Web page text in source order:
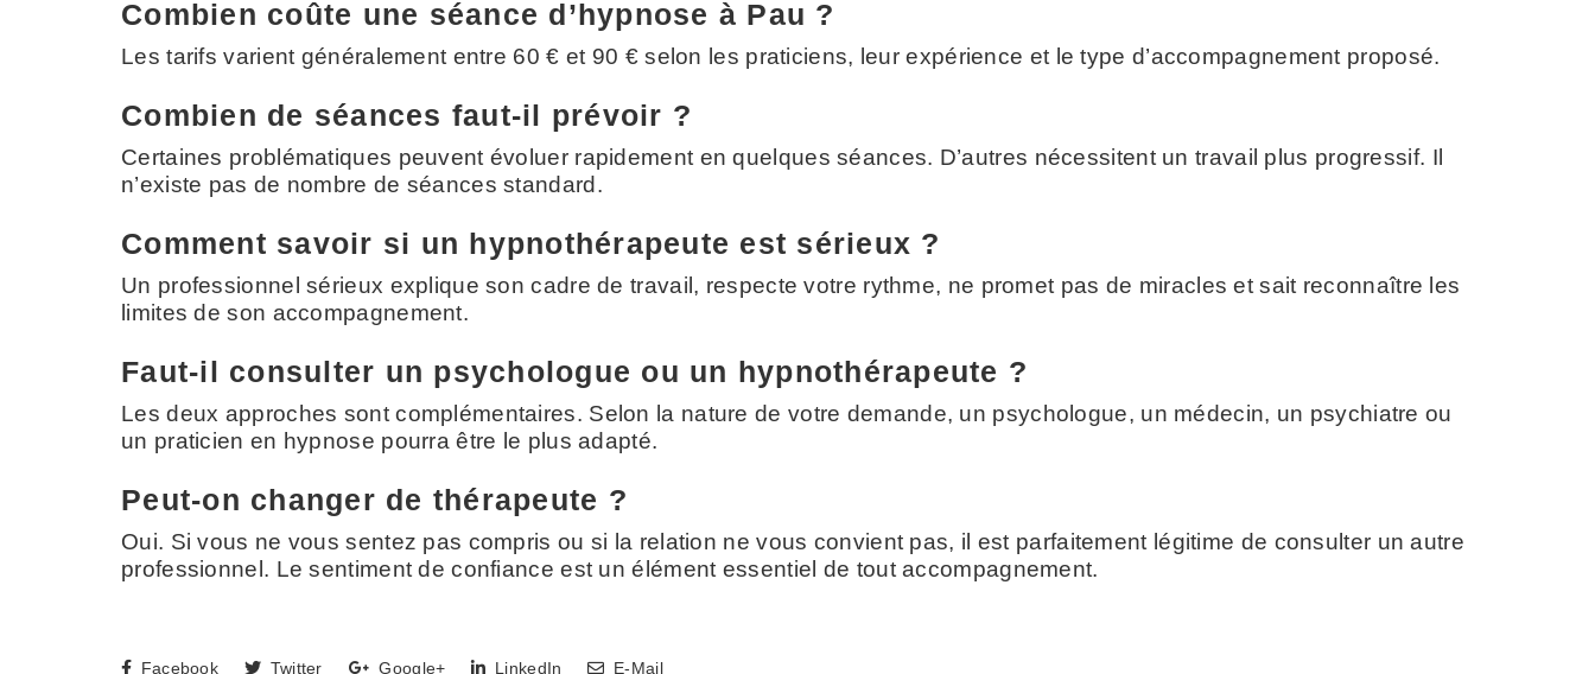
Combien coûte une séance d’hypnose à Pau ?
Les tarifs varient généralement entre 60 € et 90 € selon les praticiens, leur expérience et le type d’accompagnement proposé.
Combien de séances faut-il prévoir ?
Certaines problématiques peuvent évoluer rapidement en quelques séances. D’autres nécessitent un travail plus progressif. Il
n’existe pas de nombre de séances standard.
Comment savoir si un hypnothérapeute est sérieux ?
Un professionnel sérieux explique son cadre de travail, respecte votre rythme, ne promet pas de miracles et sait reconnaître les
limites de son accompagnement.
Faut-il consulter un psychologue ou un hypnothérapeute ?
Les deux approches sont complémentaires. Selon la nature de votre demande, un psychologue, un médecin, un psychiatre ou
un praticien en hypnose pourra être le plus adapté.
Peut-on changer de thérapeute ?
Oui. Si vous ne vous sentez pas compris ou si la relation ne vous convient pas, il est parfaitement légitime de consulter un autre
professionnel. Le sentiment de confiance est un élément essentiel de tout accompagnement.
Facebook Twitter Google+ LinkedIn E-Mail